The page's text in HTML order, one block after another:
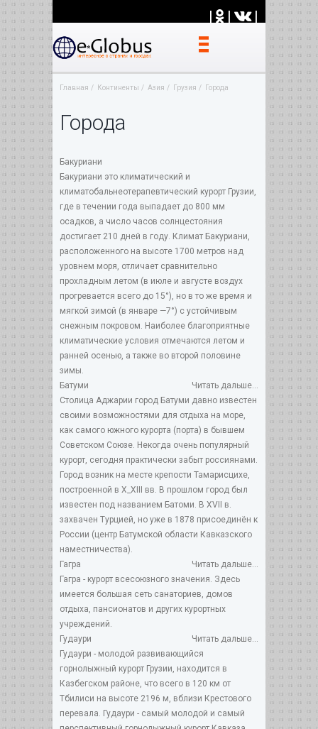
| | |
Главная Континенты Азия Грузия Города
Города
Бакуриани
Бакуриани это климатический и
климатобальнеотерапевтический курорт Грузии,
где в течении года выпадает до 800 мм
осадков, а число часов солнцестояния
достигает 210 дней в году. Климат Бакуриани,
расположенного на высоте 1700 метров над
уровнем моря, отличает сравнительно
прохладным летом (в июле и августе воздух
прогревается всего до 15°), но в то же время и
мягкой зимой (в январе —7°) с устойчивым
снежным покровом. Наиболее благоприятные
климатические условия отмечаются летом и
ранней осенью, а также во второй половине
зимы.
Читать дальше...
Батуми
Столица Аджарии город Батуми давно известен
своими возможностями для отдыха на море,
как самого южного курорта (порта) в бывшем
Советском Союзе. Некогда очень популярный
курорт, сегодня практически забыт россиянами.
Город возник на месте крепости Тамарисцихе,
построенной в X_XIII вв. В прошлом город был
известен под названием Батоми. В XVII в.
захвачен Турцией, но уже в 1878 присоединён к
России (центр Батумской области Кавказского
наместничества).
Читать дальше...
Гагра
Гагра - курорт всесоюзного значения. Здесь
имеется большая сеть санаториев, домов
отдыха, пансионатов и других курортных
учреждений.
Читать дальше...
Гудаури
Гудаури - молодой развивающийся
горнолыжный курорт Грузии, находится в
Казбегском районе, что всего в 120 км от
Тбилиси на высоте 2196 м, вблизи Крестового
перевала. Гудаури - самый молодой и самый